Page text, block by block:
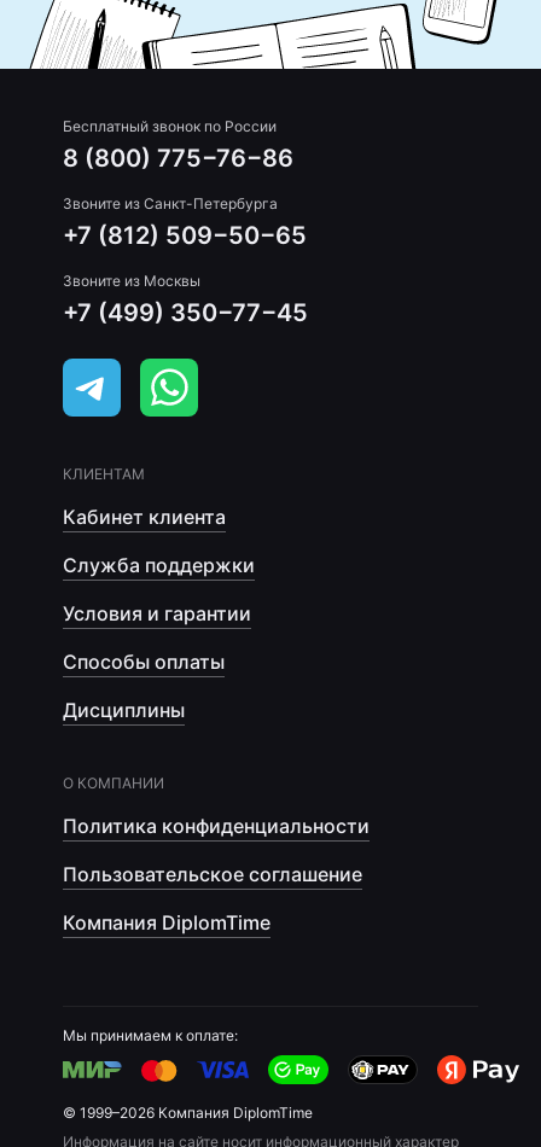
Бесплатный звонок по России
8 (800) 775−76−86
Звоните из Санкт-Петербурга
+7 (812) 509−50−65
Звоните из Москвы
+7 (499) 350−77−45
КЛИЕНТАМ
Кабинет клиента
Служба поддержки
Условия и гарантии
Способы оплаты
Дисциплины
О КОМПАНИИ
Политика конфиденциальности
Пользовательское соглашение
Компания DiplomTime
Мы принимаем к оплате:
© 1999–2026 Компания DiplomTime
Информация на сайте носит информационный характер